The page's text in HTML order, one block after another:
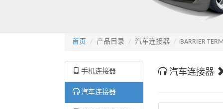
首页 产品目录 汽车连接器 BARRIER
手机连接器
汽车连接器
汽车连接器